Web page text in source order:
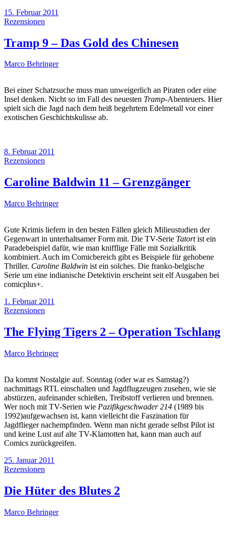
15. Februar 2011
Rezensionen
Tramp 9 – Das Gold des Chinesen
Marco Behringer
Bei einer Schatzsuche muss man unweigerlich an Piraten oder eine
Insel denken. Nicht so im Fall des neuesten Tramp-Abenteuers. Hier
spielt sich die Jagd nach dem heiß begehrtem Edelmetall vor einer
exotischen Geschichtskulisse ab.
8. Februar 2011
Rezensionen
Caroline Baldwin 11 – Grenzgänger
Marco Behringer
Gute Krimis liefern in den besten Fällen gleich Milieustudien der
Gegenwart in unterhaltsamer Form mit. Die TV-Serie Tatortist ein
Paradebeispiel dafür, wie man knifflige Fälle mit Sozialkritik
kombiniert. Auch im Comicbereich gibt es Beispiele für gehobene
Thriller. Caroline Baldwin ist ein solches. Die franko-belgische
Serie um eine indianische Detektivin erscheint seit elf Ausgaben bei
comicplus+.
1. Februar 2011
Rezensionen
The Flying Tigers 2 – Operation Tschlang
Marco Behringer
Da kommt Nostalgie auf. Sonntag (oder war es Samstag?)
nachmittags RTL einschalten und Jagdflugzeugen zusehen, wie sie
abstürzen, aufeinander schießen, Treibstoff verlieren und brennen.
Wer noch mit TV-Serien wie Pazifikgeschwader 214 (1989 bis
1992)aufgewachsen ist, kann vielleicht die Faszination für
Jagdflieger nachempfinden. Wenn man nicht gerade selbst Pilot ist
und keine Lust auf alte TV-Klamotten hat, kann man auch auf
Comics zurückgreifen.
25. Januar 2011
Rezensionen
Die Hüter des Blutes 2
Marco Behringer